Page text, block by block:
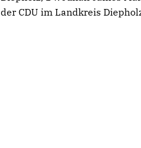
der CDU im Landkreis